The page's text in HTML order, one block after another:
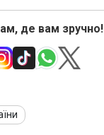
де вам зручно!